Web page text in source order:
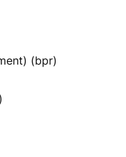
(bpr)